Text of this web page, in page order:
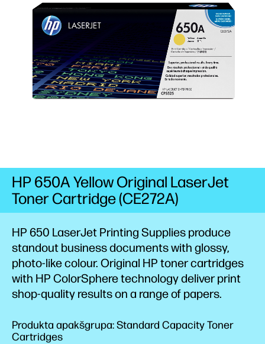
Atbalsts
HP 650 LaserJet Printing Supplies produce
standout business documents with glossy,
photo-like colour. Original HP toner cartridges
with HP ColorSphere technology deliver print
shop-quality results on a range of papers.
Produkta apakšgrupa: Standard Capacity Toner
Cartridges
HP 650A Yellow Original LaserJet
Toner Cartridge (CE272A)